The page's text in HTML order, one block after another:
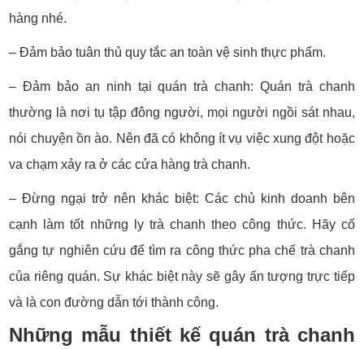
hàng nhé.
– Đảm bảo tuân thủ quy tắc an toàn vệ sinh thực phẩm.
– Đảm bảo an ninh tại quán trà chanh: Quán trà chanh
thường là nơi tụ tập đông người, mọi người ngồi sát nhau,
nói chuyện ồn ào. Nên đã có không ít vụ việc xung đột hoặc
va chạm xảy ra ở các cửa hàng trà chanh.
– Đừng ngại trở nên khác biệt: Các chủ kinh doanh bên
cạnh làm tốt những ly trà chanh theo công thức. Hãy cố
gắng tự nghiên cứu để tìm ra công thức pha chế trà chanh
của riêng quán. Sự khác biệt này sẽ gây ấn tượng trực tiếp
và là con đường dẫn tới thành công.
Những mẫu thiết kế quán trà chanh